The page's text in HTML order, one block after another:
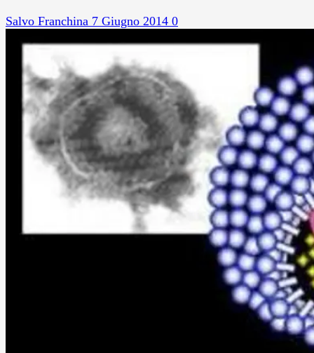
Salvo Franchina 7 Giugno 2014 0